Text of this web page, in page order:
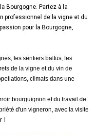
Bourgogne. Partez à la
professionnel de la vigne et du
pour la Bourgogne,
les sentiers battus, les
de la vigne et du vin de
climats dans une
bourguignon et du travail de
d'un vigneron, avec la visite
!